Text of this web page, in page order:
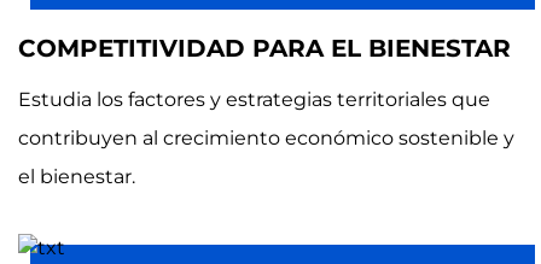
COMPETITIVIDAD PARA EL BIENESTAR
Estudia los factores y estrategias territoriales que
contribuyen al crecimiento económico sostenible y
el bienestar.